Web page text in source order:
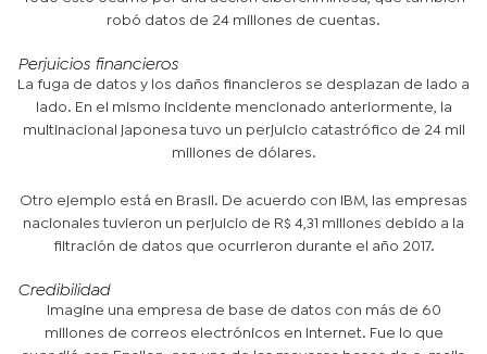
robó datos de 24 millones de cuentas.
Perjuicios financieros
La fuga de datos y los daños financieros se desplazan de lado a
lado. En el mismo incidente mencionado anteriormente, la
multinacional japonesa tuvo un perjuicio catastrófico de 24 mil
millones de dólares.
Otro ejemplo está en Brasil. De acuerdo con IBM, las empresas
nacionales tuvieron un perjuicio de R$ 4,31 millones debido a la
filtración de datos que ocurrieron durante el año 2017.
Credibilidad
Imagine una empresa de base de datos con más de 60
millones de correos electrónicos en Internet. Fue lo que